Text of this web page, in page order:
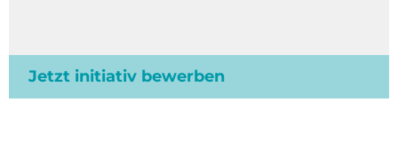
Jetzt initiativ bewerben